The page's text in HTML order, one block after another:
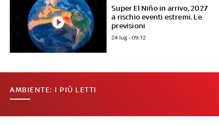
Super El Niño in arrivo, 2027
a rischio eventi estremi. Le
previsioni
24 lug - 09:12
AMBIENTE: I PIÙ LETTI